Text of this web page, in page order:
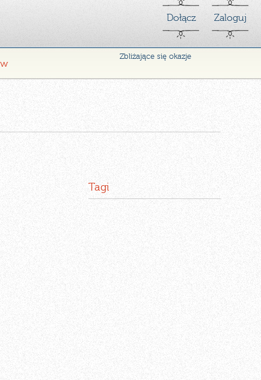
Dołącz Zaloguj
Zbliżające się okazje
Tagi